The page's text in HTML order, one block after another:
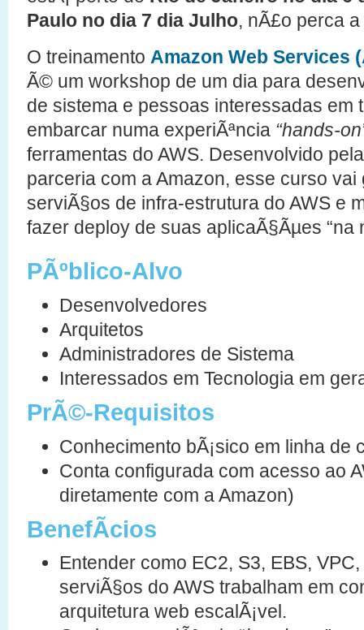
Paulo no dia 7 dia Julho, nÃ£o perca
O treinamento Amazon Web Services
Ã© um workshop de um dia para
de sistema e pessoas interessadas em
embarcar numa experiÃªncia “hands-
ferramentas do AWS. Desenvolvido
parceria com a Amazon, esse curso
serviÃ§os de infra-estrutura do AWS e
fazer deploy de suas aplicaÃ§Ãµes “na
PÃºblico-Alvo
Desenvolvedores
Arquitetos
Administradores de Sistema
Interessados em Tecnologia em
PrÃ©-Requisitos
Conhecimento bÃ¡sico em linha de
Conta configurada com acesso ao
diretamente com a Amazon)
BenefÃ­cios
Entender como EC2, S3, EBS,
serviÃ§os do AWS trabalham em
arquitetura web escalÃ¡vel.